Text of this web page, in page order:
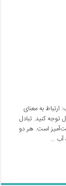
به معنای
توجه کنید. تبادل
است. هر دو
آب …